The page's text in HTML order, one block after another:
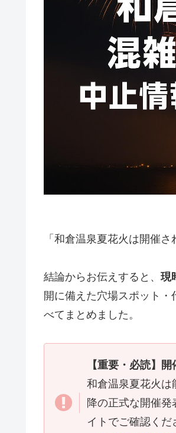
「和倉温泉夏花火は開催
結論からお伝えすると、 現
開に備えた穴場スポット
べてまとめました。
【重要・必読】
和倉温泉夏花火は
降の正式な開催
イトでご確認くだ